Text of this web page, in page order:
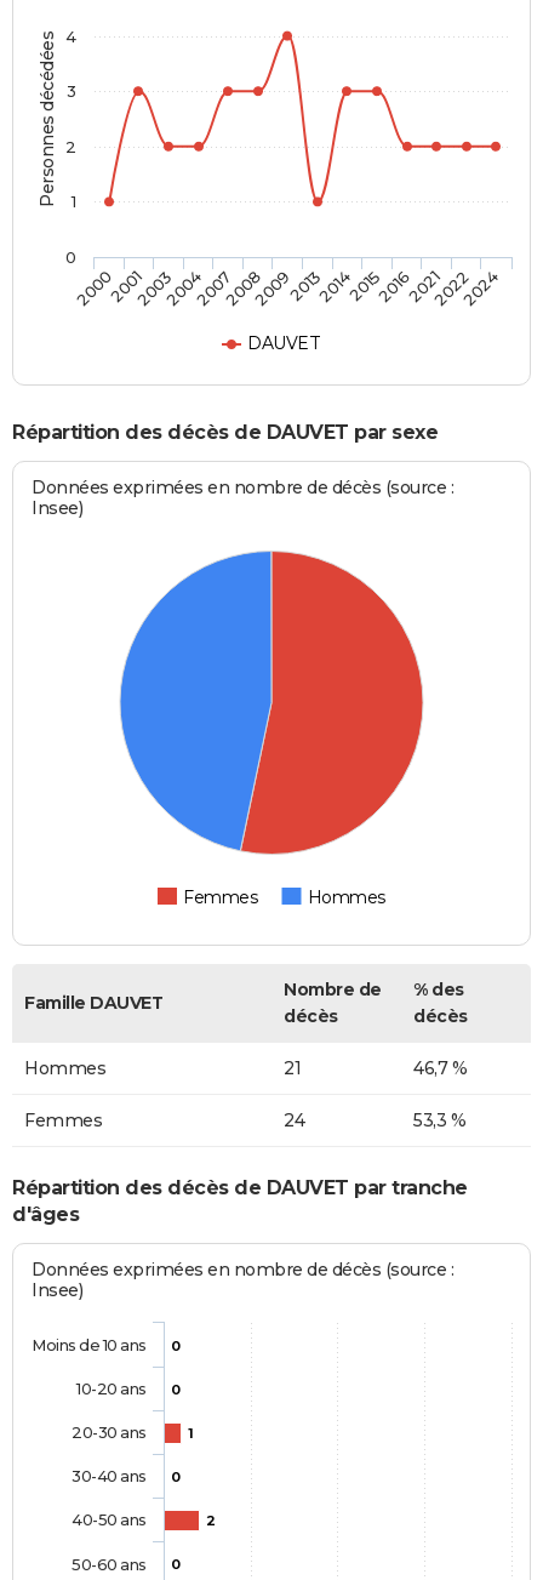
Personnes décédées
DAUVET
20002001200320042007200820092013201420152016202120222024
0
1
2
3
4
Répartition des décès de DAUVET par sexe
Données exprimées en nombre de décès (source :
Insee)
Femmes Hommes
Famille DAUVET
Nombre de
décès
% des
décès
Hommes 21 46,7 %
Femmes 24 53,3 %
Répartition des décès de DAUVET par tranche
d'âges
Données exprimées en nombre de décès (source :
Insee)
0
0
1
0
2
0
Moins de 10 ans
10-20 ans
20-30 ans
30-40 ans
40-50 ans
50-60 ans